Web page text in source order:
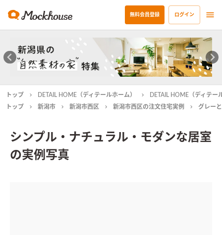
無料会員登録 ログイン
トップ DETAIL HOME（ディテールホーム）
DETAIL HOME（ディテ
トップ
新潟市 新潟市西区 新潟市西区の注文住宅実例 グレー
シンプル・ナチュラル・モダンな居室
の実例写真